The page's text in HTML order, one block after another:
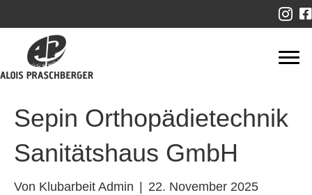
Sepin Orthopädietechnik
Sanitätshaus GmbH
Von Klubarbeit Admin 22. November 2025